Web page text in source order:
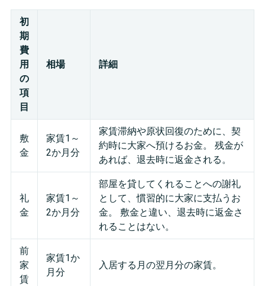
初
期
費
用
の
項
目
相場 詳細
敷
金
家賃1～
2か月分
家賃滞納や原状回復のために、契
約時に大家へ預けるお金。 残金が
あれば、退去時に返金される。
礼
金
家賃1～
2か月分
部屋を貸してくれることへの謝礼
として、慣習的に大家に支払うお
金。 敷金と違い、退去時に返金さ
れることはない。
前
家
賃
家賃1か
月分
入居する月の翌月分の家賃。